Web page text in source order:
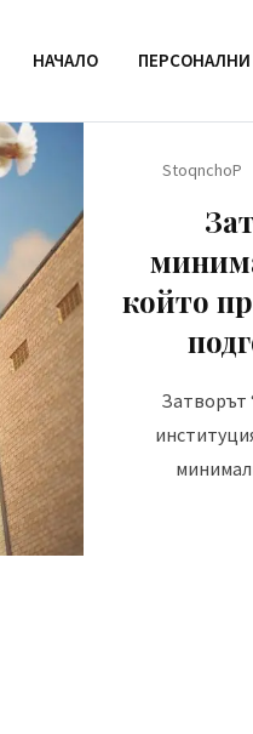
НАЧАЛО ПЕРСОНАЛНИ
StoqnchoP
който
Затворът